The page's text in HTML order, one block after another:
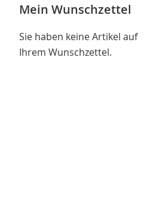
Mein Wunschzettel
Sie haben keine Artikel auf
Ihrem Wunschzettel.